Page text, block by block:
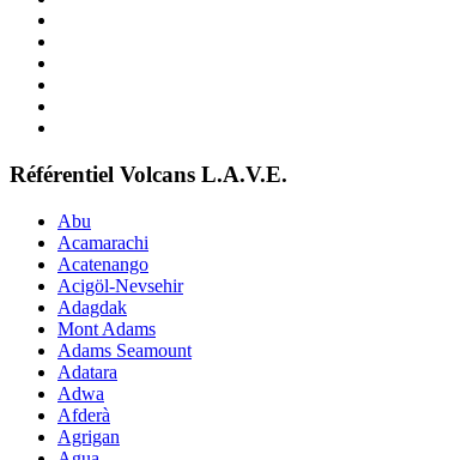
Référentiel Volcans L.A.V.E.
Abu
Acamarachi
Acatenango
Acigöl-Nevsehir
Adagdak
Mont Adams
Adams Seamount
Adatara
Adwa
Afderà
Agrigan